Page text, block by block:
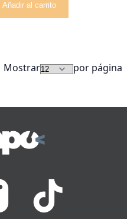
Añadir al carrito
Mostrar por página